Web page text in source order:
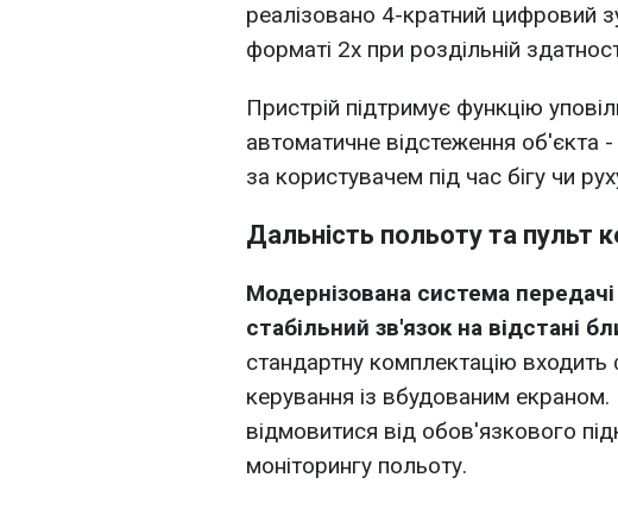
реалізовано 4-кратний цифровий
форматі 2х при роздільній
Пристрій підтримує функцію
автоматичне відстеження об'єкта
за користувачем під час бігу чи
Дальність польоту та пульт
Модернізована система
стабільний зв'язок на відстані
стандартну комплектацію входить
керування із вбудованим
відмовитися від обов'язкового
моніторингу польоту.